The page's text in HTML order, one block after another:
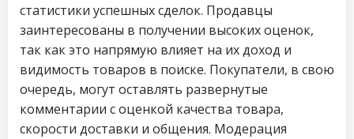
статистики успешных сделок. Продавцы
заинтересованы в получении высоких оценок,
так как это напрямую влияет на их доход и
видимость товаров в поиске. Покупатели, в свою
очередь, могут оставлять развернутые
комментарии с оценкой качества товара,
скорости доставки и общения. Модерация